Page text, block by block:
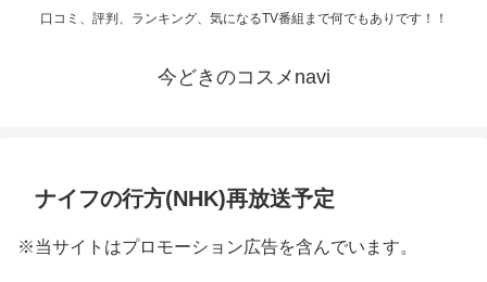
口コミ、評判、ランキング、気になるTV番組まで何でもありです！！
今どきのコスメnavi
ナイフの行方(NHK)再放送予定
※当サイトはプロモーション広告を含んでいます。